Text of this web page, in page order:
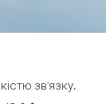
зв'язку.